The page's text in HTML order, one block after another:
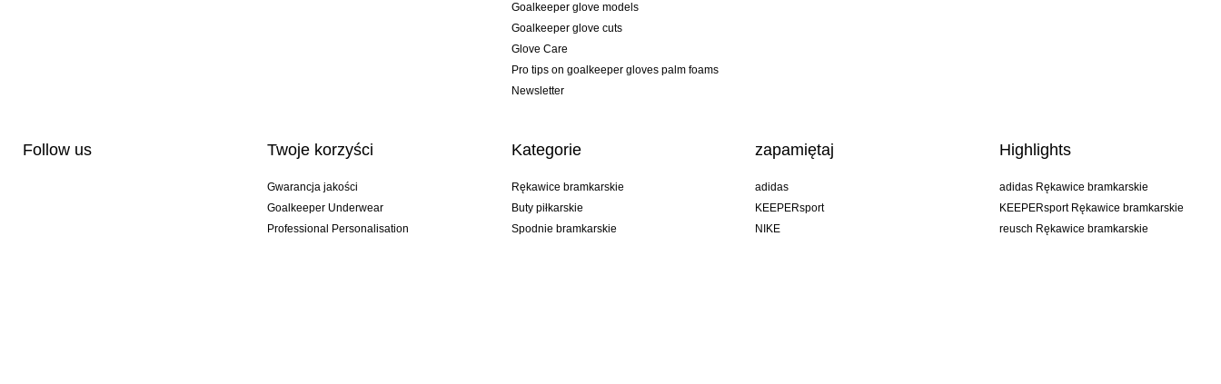
Goalkeeper glove models
Goalkeeper glove cuts
Glove Care
Pro tips on goalkeeper gloves palm foams
Newsletter
Follow us Twoje korzyści
Gwarancja jakości
Goalkeeper Underwear
Professional Personalisation
Kategorie
Rękawice bramkarskie
Buty piłkarskie
Spodnie bramkarskie
zapamiętaj
adidas
KEEPERsport
NIKE
Highlights
adidas Rękawice bramkarskie
KEEPERsport Rękawice bramkarskie
reusch Rękawice bramkarskie